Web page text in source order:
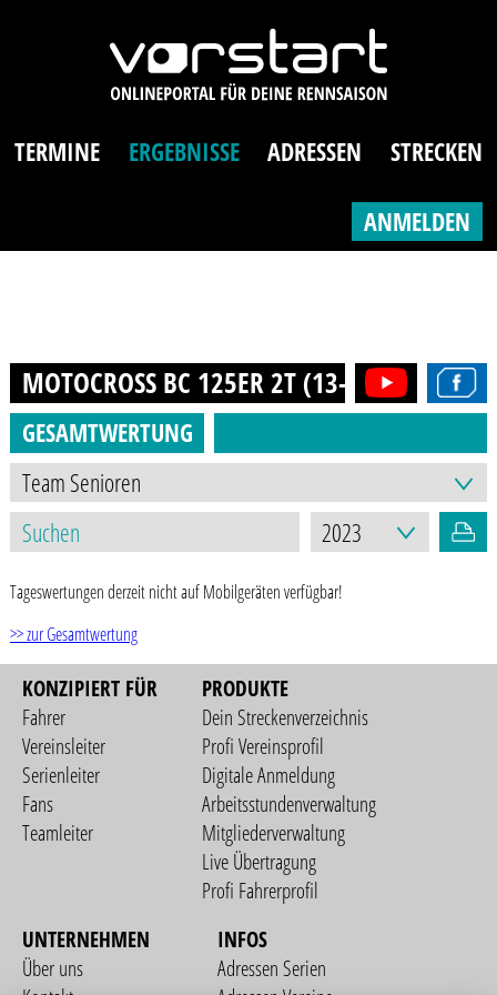
TERMINE ERGEBNISSE ADRESSEN STRECKEN
ANMELDEN
MOTOCROSS BC 125ER 2T (13-18J.) 2023
GESAMTWERTUNG
Tageswertungen derzeit nicht auf Mobilgeräten verfügbar!
>> zur Gesamtwertung
KONZIPIERT FÜR
Fahrer
Vereinsleiter
Serienleiter
Fans
Teamleiter
PRODUKTE
Dein Streckenverzeichnis
Profi Vereinsprofil
Digitale Anmeldung
Arbeitsstundenverwaltung
Mitgliederverwaltung
Live Übertragung
Profi Fahrerprofil
UNTERNEHMEN
Über uns
INFOS
Adressen Serien